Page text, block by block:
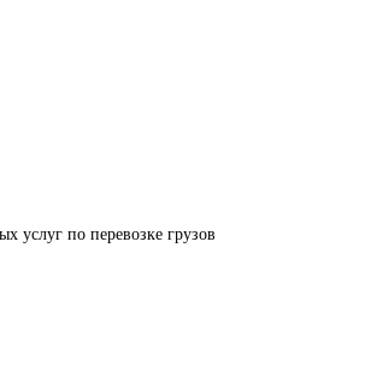
услуг по перевозке грузов